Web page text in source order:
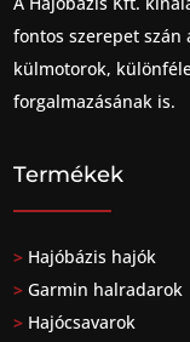
fontos szerepet szán
külmotorok,
forgalmazásának is.
Termékek
> Hajóbázis hajók
> Garmin halradarok
> Hajócsavarok